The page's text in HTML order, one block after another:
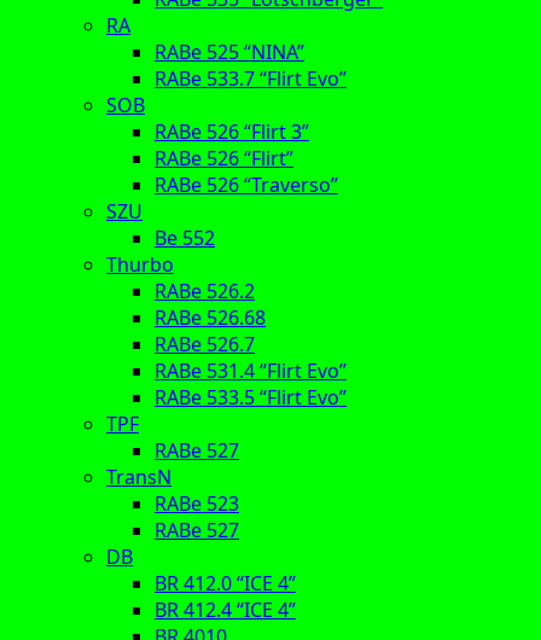
RA
RABe 525 “NINA”
RABe 533.7 “Flirt Evo”
SOB
RABe 526 “Flirt 3”
RABe 526 “Flirt”
RABe 526 “Traverso”
SZU
Be 552
Thurbo
RABe 526.2
RABe 526.68
RABe 526.7
RABe 531.4 “Flirt Evo”
RABe 533.5 “Flirt Evo”
TPF
RABe 527
TransN
RABe 523
RABe 527
DB
BR 412.0 “ICE 4”
BR 412.4 “ICE 4”